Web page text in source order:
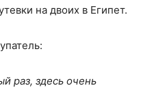
на двоих в Египет.
раз, здесь очень